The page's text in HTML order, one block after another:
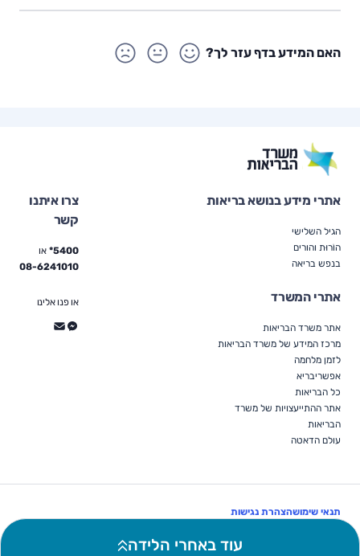
האם המידע בדף עזר לך?
עוד באחרי הלידה
אתרי מידע בנושא בריאות
הגיל השלישי
הוֹרוּת והורים
בנפש בריאה
אתרי המשרד
אתר משרד הבריאות
מרכז המידע של משרד הבריאות
לזמן מלחמה
אפשריבריא
כל הבריאות
אתר ההתייעצויות של משרד
הבריאות
עולם הדאטה
צרו איתנו
קשר
5400* או
08-6241010
או פנו אלינו
כל הזכויות שמורות למשרד הבריאות © 2026
תנאי שימושהצהרת נגישות